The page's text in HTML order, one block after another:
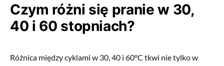
Czym różni się pranie w 30,
40 i 60 stopniach?
Różnica między cyklami w 30, 40 i 60°C tkwi nie tylko w